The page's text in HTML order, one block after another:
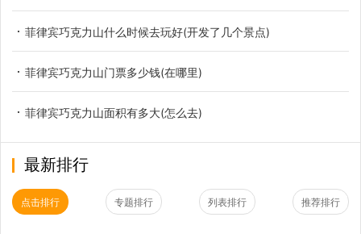
菲律宾巧克力山什么时候去玩好(开发了几个景点)
菲律宾巧克力山门票多少钱(在哪里)
菲律宾巧克力山面积有多大(怎么去)
最新排行
点击排行 专题排行 列表排行 推荐排行